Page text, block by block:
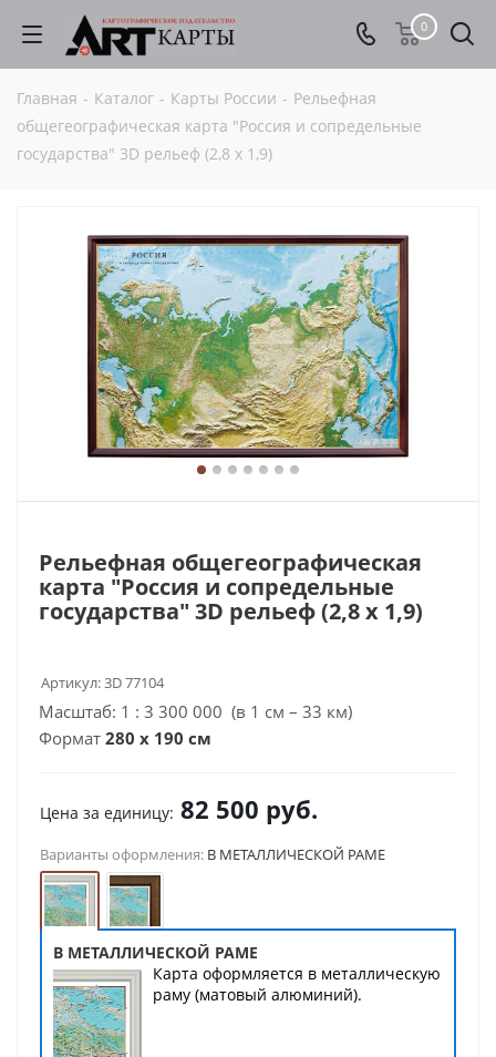
0
Главная - Каталог - Карты России - Рельефная
общегеографическая карта "Россия и сопредельные
государства" 3D рельеф (2,8 х 1,9)
Рельефная общегеографическая
карта "Россия и сопредельные
государства" 3D рельеф (2,8 х 1,9)
Артикул:3D 77104
Масштаб: 1 : 3 300 000 (в 1 см – 33 км)
Формат 280 х 190 см
Цена за единицу: 82 500 руб.
Варианты оформления: В МЕТАЛЛИЧЕСКОЙ РАМЕ
В МЕТАЛЛИЧЕСКОЙ РАМЕ
Карта оформляется в металлическую
раму (матовый алюминий).